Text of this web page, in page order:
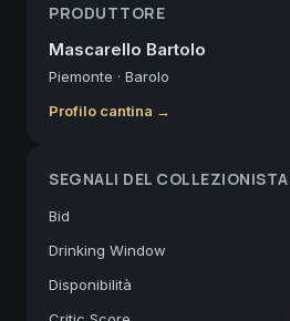
PRODUTTORE
Mascarello Bartolo
Piemonte · Barolo
Profilo cantina →
SEGNALI DEL COLLEZIONISTA
Bid
Drinking Window
Disponibilità